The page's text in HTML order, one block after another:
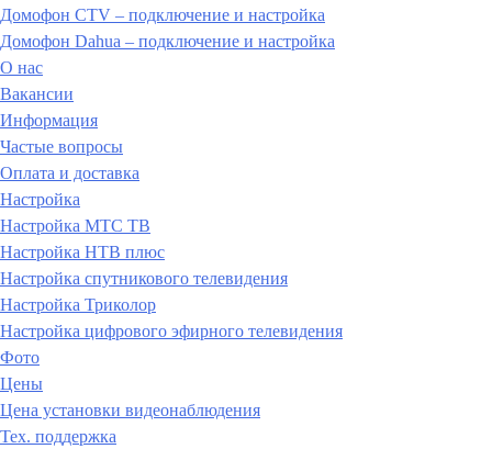
Домофон CTV – подключение и настройка
Домофон Dahua – подключение и настройка
О нас
Вакансии
Информация
Частые вопросы
Оплата и доставка
Настройка
Настройка МТС ТВ
Настройка НТВ плюс
Настройка спутникового телевидения
Настройка Триколор
Настройка цифрового эфирного телевидения
Фото
Цены
Цена установки видеонаблюдения
Тех. поддержка